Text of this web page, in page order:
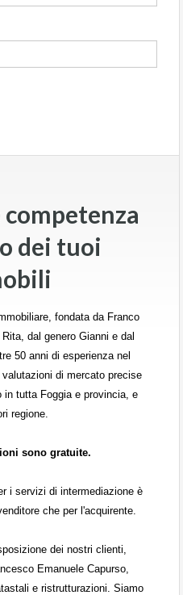
dei tuoi
fondata da Franco
dal genero Gianni e dal
50 anni di esperienza nel
di mercato precise
in tutta Foggia e provincia, e
regione.
sono gratuite.
i servizi di intermediazione è
che per l'acquirente.
dei nostri clienti,
Emanuele Capurso,
e ristrutturazioni. Siamo